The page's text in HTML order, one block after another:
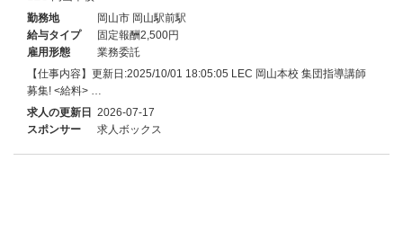
勤務地
岡山市 岡山駅前駅
給与タイプ
固定報酬2,500円
雇用形態
業務委託
【仕事内容】更新日:2025/10/01 18:05:05 LEC 岡山本校 集団指導講師
募集! <給料> …
求人の更新日 2026-07-17
スポンサー
求人ボックス